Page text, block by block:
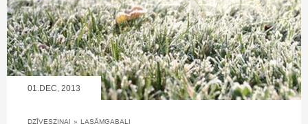
01.DEC, 2013
DZĪVESZIŅAI » LASĀMGABALI